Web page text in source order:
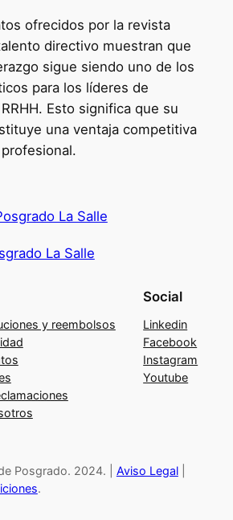
ofrecidos por la revista
directivo muestran que
sigue siendo uno de los
para los líderes de
Esto significa que su
una ventaja competitiva
La Salle
y reembolsos
Social
Linkedin
Facebook
Instagram
Youtube
Posgrado. 2024. | Aviso Legal|
.